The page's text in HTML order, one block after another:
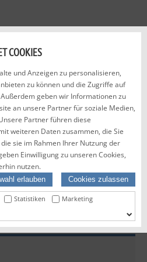
COOKIES
und Anzeigen zu personalisieren,
zu können und die Zugriffe auf
geben wir Informationen zu
an unsere Partner für soziale Medien,
Partner führen diese
weiteren Daten zusammen, die Sie
sie im Rahmen Ihrer Nutzung der
Einwilligung zu unseren Cookies,
nutzen.
erlauben Cookies zulassen
Statistiken
Marketing
GMBH
DOWNLOADS KONTAKT
+49 (0) 2161 479 87 68